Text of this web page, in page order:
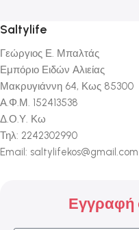
Saltylife
Γεώργιος Ε. Μπαλτάς
Εμπόριο Ειδών Αλιείας
Μακρυγιάννη 64, Κως 85300
Α.Φ.Μ. 152413538
Δ.Ο.Υ. Κω
Τηλ: 2242302990
Email: saltylifekos@gmail.com
Εγγραφή